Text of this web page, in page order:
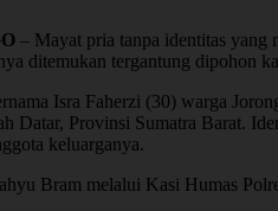
– Mayat pria tanpa identitas yang
ditemukan tergantung dipohon
Isra Faherzi (30) warga
Datar, Provinsi Sumatra Barat.
keluarganya.
Bram melalui Kasi Humas